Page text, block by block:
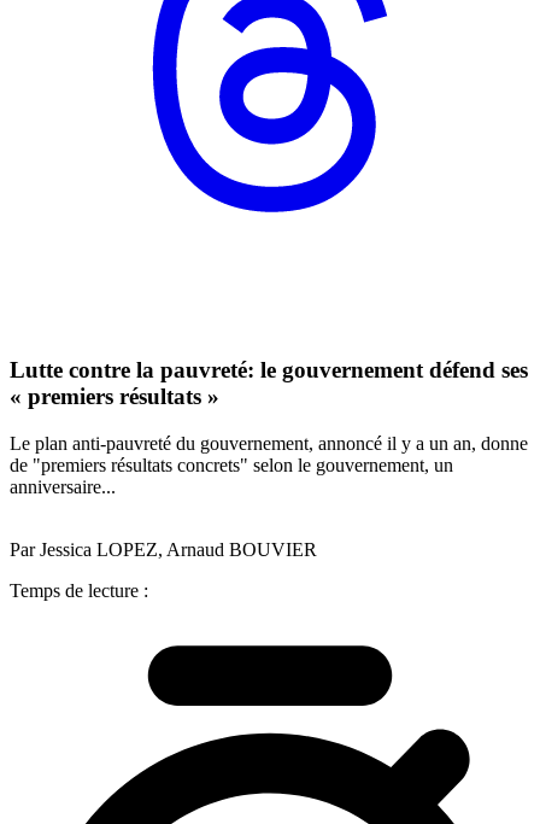
Lutte contre la pauvreté: le gouvernement défend ses
« premiers résultats »
Le plan anti-pauvreté du gouvernement, annoncé il y a un an, donne
de "premiers résultats concrets" selon le gouvernement, un
anniversaire...
Par Jessica LOPEZ, Arnaud BOUVIER
Temps de lecture :